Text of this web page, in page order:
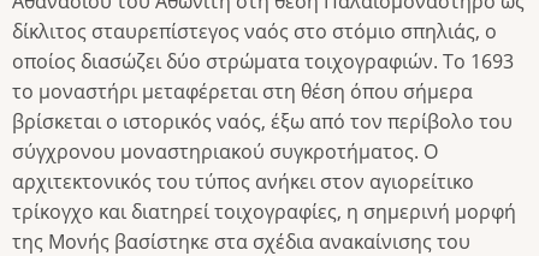
δίκλιτος σταυρεπίστεγος ναός στο στόμιο σπηλιάς, ο
οποίος διασώζει δύο στρώματα τοιχογραφιών. Το 1693
το μοναστήρι μεταφέρεται στη θέση όπου σήμερα
βρίσκεται ο ιστορικός ναός, έξω από τον περίβολο του
σύγχρονου μοναστηριακού συγκροτήματος. Ο
αρχιτεκτονικός του τύπος ανήκει στον αγιορείτικο
τρίκογχο και διατηρεί τοιχογραφίες, η σημερινή μορφή
της Μονής βασίστηκε στα σχέδια ανακαίνισης του